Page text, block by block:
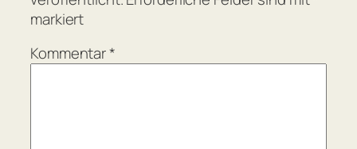
markiert
Kommentar*